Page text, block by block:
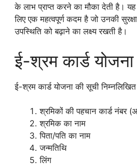
के लाभ प्राप्त करने का मौका देती है।
लिए एक महत्वपूर्ण कदम है जो उनकी
उपस्थिति को बढ़ाने का लक्ष्य रखती है।
ई-श्रम कार्ड
ई-श्रम कार्ड योजना की सूची
श्रमिकों की पहचान कार्ड नंबर
श्रमिक का नाम
पिता/पति का नाम
जन्मतिथि
लिंग